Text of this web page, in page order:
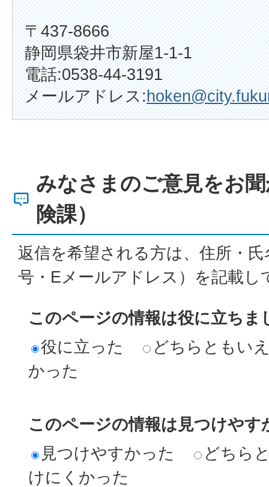
〒437-8666
静岡県袋井市新屋1-1-1
電話:0538-44-3191
メールアドレス:
みなさまのご意見をお
険課）
返信を希望される方は、住所・
号・Eメールアドレス）を記載し
このページの情報は役に立ちま
役に立った
どちらともい
かった
このページの情報は見つけやす
見つけやすかった
どちら
けにくかった